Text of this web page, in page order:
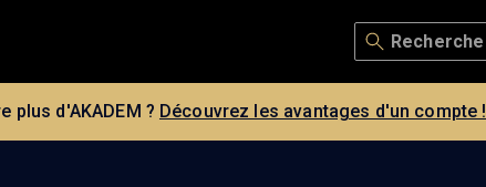
plus d'AKADEM ? Découvrez les avantages d'un compte !